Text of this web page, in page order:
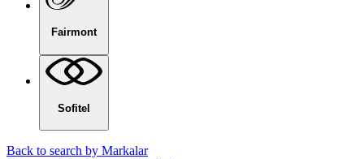
Fairmont
Sofitel
Back to search by Markalar